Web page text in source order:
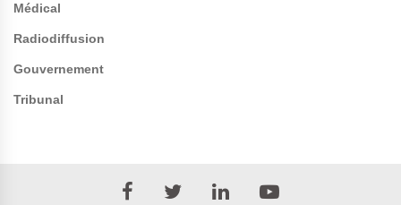
Médical
Radiodiffusion
Gouvernement
Tribunal